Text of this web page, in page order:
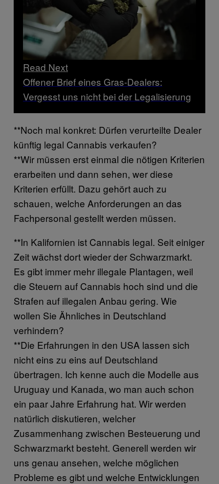
Read Next
Offener Brief eines Gras-Dealers:
Vergesst uns nicht bei der Legalisierung
**Noch mal konkret: Dürfen verurteilte Dealer
künftig legal Cannabis verkaufen?
**Wir müssen erst einmal die nötigen Kriterien
erarbeiten und dann sehen, wer diese
Kriterien erfüllt. Dazu gehört auch zu
schauen, welche Anforderungen an das
Fachpersonal gestellt werden müssen.
**In Kalifornien ist Cannabis legal. Seit einiger
Zeit wächst dort wieder der Schwarzmarkt.
Es gibt immer mehr illegale Plantagen, weil
die Steuern auf Cannabis hoch sind und die
Strafen auf illegalen Anbau gering. Wie
wollen Sie Ähnliches in Deutschland
verhindern?
**Die Erfahrungen in den USA lassen sich
nicht eins zu eins auf Deutschland
übertragen. Ich kenne auch die Modelle aus
Uruguay und Kanada, wo man auch schon
ein paar Jahre Erfahrung hat. Wir werden
natürlich diskutieren, welcher
Zusammenhang zwischen Besteuerung und
Schwarzmarkt besteht. Generell werden wir
uns genau ansehen, welche möglichen
Probleme es gibt und welche Entwicklungen